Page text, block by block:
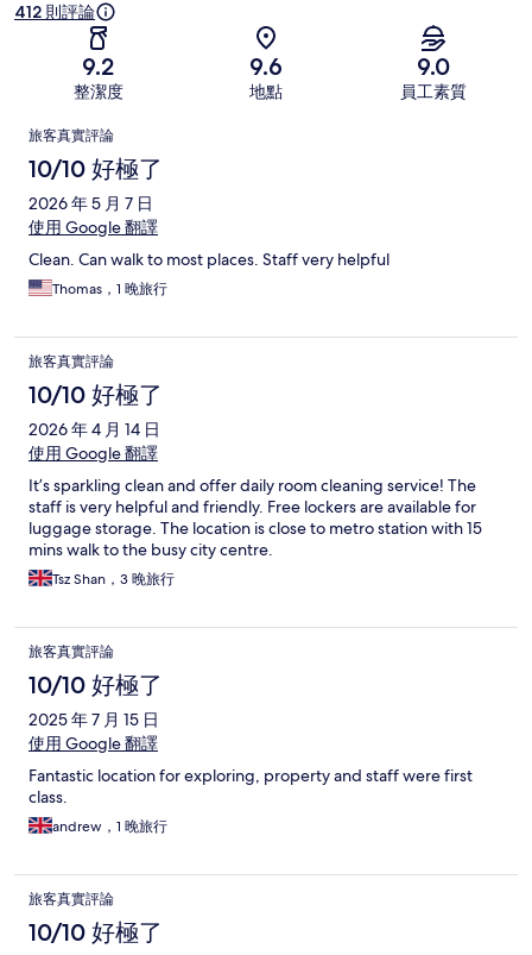
412 則評論
9.2
整潔度
9.6
地點
9.0
員工素質
評
論
旅客真實評論
10/10 好極了
2026 年 5 月 7 日
使用 Google 翻譯
Clean. Can walk to most places. Staff very helpful
Thomas，1 晚旅行
旅客真實評論
10/10 好極了
2026 年 4 月 14 日
使用 Google 翻譯
It’s sparkling clean and offer daily room cleaning service! The
staff is very helpful and friendly. Free lockers are available for
luggage storage. The location is close to metro station with 15
mins walk to the busy city centre.
Tsz Shan，3 晚旅行
旅客真實評論
10/10 好極了
2025 年 7 月 15 日
使用 Google 翻譯
Fantastic location for exploring, property and staff were first
class.
andrew，1 晚旅行
旅客真實評論
10/10 好極了